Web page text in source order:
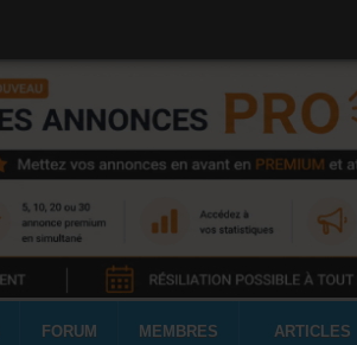
FORUM MEMBRES ARTICLES